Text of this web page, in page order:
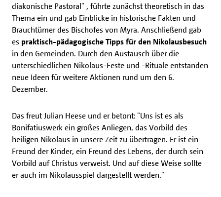
diakonische Pastoral" , führte zunächst theoretisch in das
Thema ein und gab Einblicke in historische Fakten und
Brauchtümer des Bischofes von Myra. Anschließend gab
es praktisch-pädagogische Tipps für den Nikolausbesuch
in den Gemeinden. Durch den Austausch über die
unterschiedlichen Nikolaus-Feste und -Rituale entstanden
neue Ideen für weitere Aktionen rund um den 6.
Dezember.
Das freut Julian Heese und er betont: "Uns ist es als
Bonifatiuswerk ein großes Anliegen, das Vorbild des
heiligen Nikolaus in unsere Zeit zu übertragen. Er ist ein
Freund der Kinder, ein Freund des Lebens, der durch sein
Vorbild auf Christus verweist. Und auf diese Weise sollte
er auch im Nikolausspiel dargestellt werden."